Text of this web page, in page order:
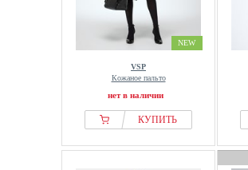
NEW
VSP
Кожаное пальто
нет в наличии
КУПИТЬ